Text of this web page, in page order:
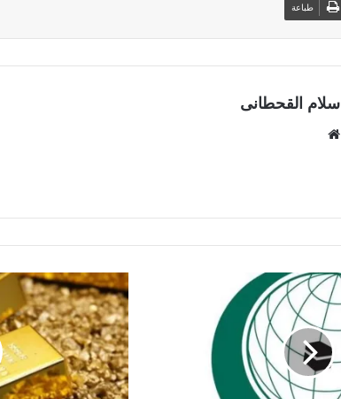
طباعة
اسلام القحطانى
ا
ي
ب